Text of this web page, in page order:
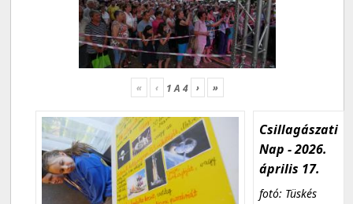
« ‹ 1A 4 › »
Csillagászati
Nap - 2026.
április 17.
fotó: Tüskés